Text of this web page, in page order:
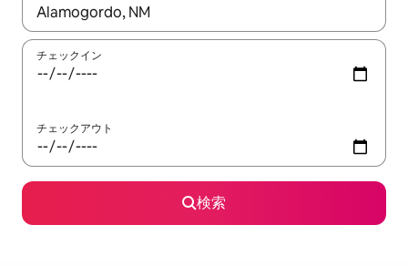
検索結果が表示されたら、上下の矢印キーを使って移動するか
チェックイン
チェックアウト
検索